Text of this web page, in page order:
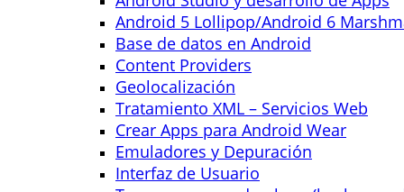
Android 5 Lollipop/Android 6
Base de datos en Android
Content Providers
Geolocalización
Tratamiento XML – Servicios Web
Crear Apps para Android Wear
Emuladores y Depuración
Interfaz de Usuario